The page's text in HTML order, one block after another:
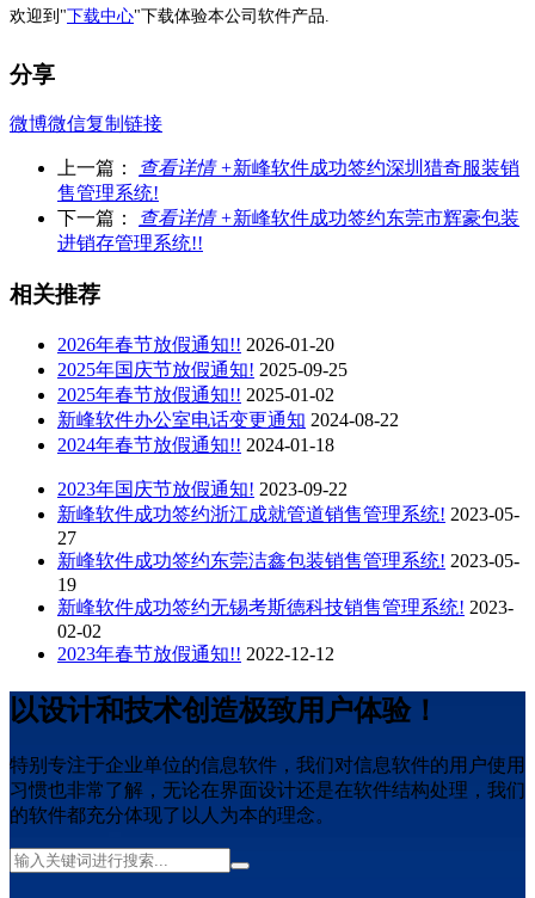
欢迎到"下载中心"下载体验本公司软件产品.
分享
微博微信复制链接
上一篇： 查看详情 +新峰软件成功签约深圳猎奇服装销
售管理系统!
下一篇：
查看详情 +新峰软件成功签约东莞市辉豪包装
进销存管理系统!!
相关推荐
2026年春节放假通知!! 2026-01-20
2025年国庆节放假通知! 2025-09-25
2025年春节放假通知!! 2025-01-02
新峰软件办公室电话变更通知 2024-08-22
2024年春节放假通知!! 2024-01-18
2023年国庆节放假通知! 2023-09-22
新峰软件成功签约浙江成就管道销售管理系统! 2023-05-
27
新峰软件成功签约东莞洁鑫包装销售管理系统! 2023-05-
19
新峰软件成功签约无锡考斯德科技销售管理系统! 2023-
02-02
2023年春节放假通知!! 2022-12-12
以设计和技术创造极致用户体验！
特别专注于企业单位的信息软件，我们对信息软件的用户使用
习惯也非常了解，无论在界面设计还是在软件结构处理，我们
的软件都充分体现了以人为本的理念。